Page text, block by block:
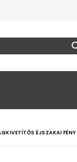
ÉJSZAKAI